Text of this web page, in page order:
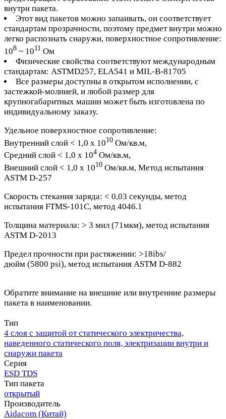
внутри пакета.
Этот вид пакетов можно запаивать, он соответствует
стандартам прозрачности, поэтому предмет внутри можно
легко распознать снаружи, поверхностное сопротивление:
108 ~ 1011 Ом
Физические свойства соответствуют международным
стандартам: ASTMD257, ELA541 и MIL-B-81705
Все размеры доступны в открытом исполнении, с
застежкой-молнией, и любой размер для
крупногабаритных машин может быть изготовлена по
индивидуальному заказу.
Удельное поверхностное сопротивление:
Внутренний слой < 1,0 x 1010 Ом/кв.м,
Средний слой < 1,0 x 104 Ом/кв.м,
Внешний слой < 1,0 x 1010 Ом/кв.м, Метод испытания
ASTM D-257
Скорость стекания заряда: < 0,03 секунды, метод
испытания FTMS-101C, метод 4046.1
Толщина материала: > 3 мил (71мкм), метод испытания
ASTM D-2013
Предел прочности при растяжении: >18ibs/
дюйм (5800 psi), метод испытания ASTM D-882
Обратите внимание на внешние или внутренние размеры
пакета в наименовании.
Тип
4 слоя с защитой от статического электричества,
наведенного статического поля, электризации внутри и
снаружи пакета
Серия
ESD TDS
Тип пакета
открытый
Производитель
Aidacom (Китай)